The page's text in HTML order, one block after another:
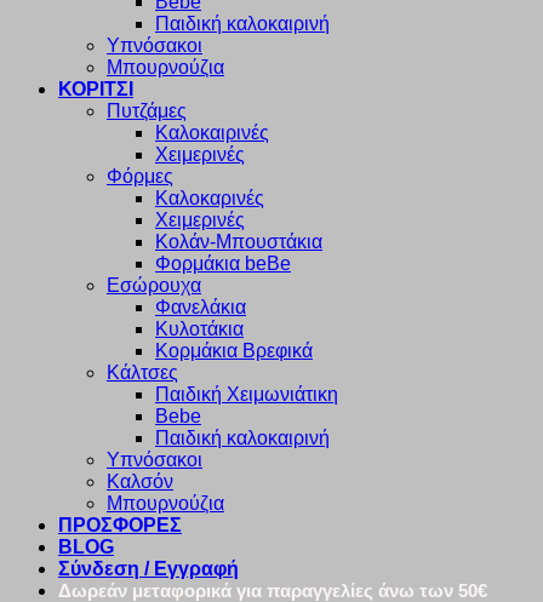
Παιδική καλοκαιρινή
Υπνόσακοι
Μπουρνούζια
ΚΟΡΙΤΣΙ
Πυτζάμες
Καλοκαιρινές
Χειμερινές
Φόρμες
Καλοκαρινές
Χειμερινές
Κολάν-Μπουστάκια
Φορμάκια beBe
Εσώρουχα
Φανελάκια
Κυλοτάκια
Κορμάκια Βρεφικά
Κάλτσες
Παιδική Χειμωνιάτικη
Bebe
Παιδική καλοκαιρινή
Υπνόσακοι
Καλσόν
Μπουρνούζια
ΠΡΟΣΦΟΡΕΣ
BLOG
Σύνδεση / Εγγραφή
Δωρεάν μεταφορικά για παραγγελίες άνω των 50€